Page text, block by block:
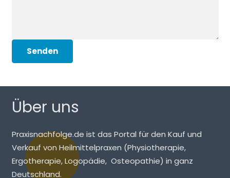
Über uns
Praxisnachfolge.de ist das Portal für den Kauf und
Verkauf von Heilmittelpraxen (Physiotherapie,
Ergotherapie, Logopädie, Osteopathie) in ganz
Deutschland.